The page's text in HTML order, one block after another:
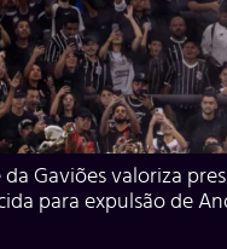
da Gaviões valoriza
para expulsão de